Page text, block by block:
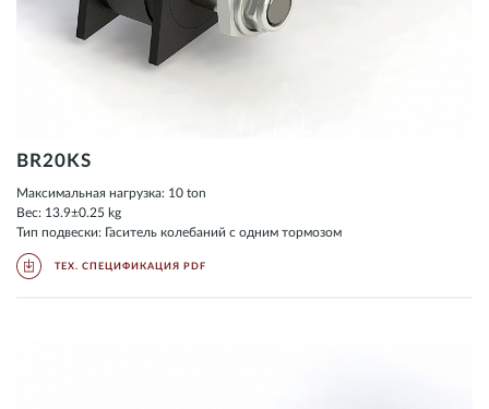
BR20KS
Максимальная нагрузка: 10 ton
Вес: 13.9±0.25 kg
Тип подвески: Гаситель колебаний с одним тормозом
ТЕХ. СПЕЦИФИКАЦИЯ PDF